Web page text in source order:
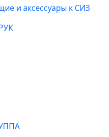
и аксессуары к СИЗ